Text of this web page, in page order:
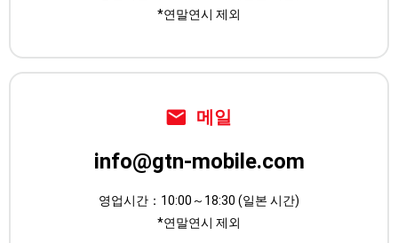
*연말연시 제외
메일
info@gtn-mobile.com
영업시간：10:00～18:30 (일본 시간)
*연말연시 제외
ID:gtnmobile ID:gtnmobile ID:gtnmobile